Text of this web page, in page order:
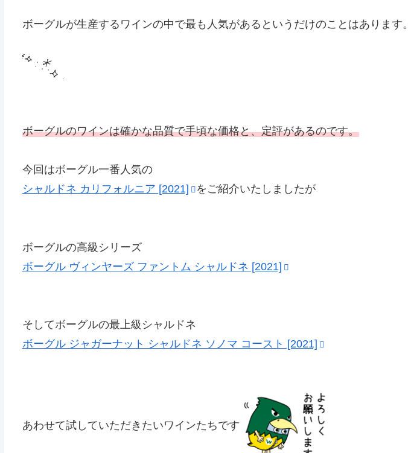
ボーグルが生産するワインの中で最も人気があるというだけのことはあります。
ボーグルのワインは確かな品質で手頃な価格と、定評があるのです。
今回はボーグル一番人気の
シャルドネ カリフォルニア [2021]
をご紹介いたしましたが
ボーグルの高級シリーズ
ボーグル ヴィンヤーズ ファントム シャルドネ [2021]
そしてボーグルの最上級シャルドネ
ボーグル ジャガーナット シャルドネ ソノマ コースト [2021]
あわせて試していただきたいワインたちです